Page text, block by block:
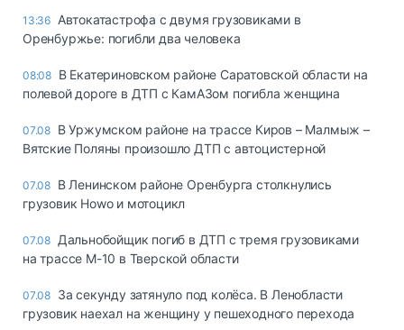
13:36 Автокатастрофа с двумя грузовиками в
Оренбуржье: погибли два человека
08:08 В Екатериновском районе Саратовской области на
полевой дороге в ДТП с КамАЗом погибла женщина
07.08 В Уржумском районе на трассе Киров – Малмыж –
Вятские Поляны произошло ДТП с автоцистерной
07.08 В Ленинском районе Оренбурга столкнулись
грузовик Howo и мотоцикл
07.08 Дальнобойщик погиб в ДТП с тремя грузовиками
на трассе М-10 в Тверской области
07.08 За секунду затянуло под колёса. В Ленобласти
грузовик наехал на женщину у пешеходного перехода